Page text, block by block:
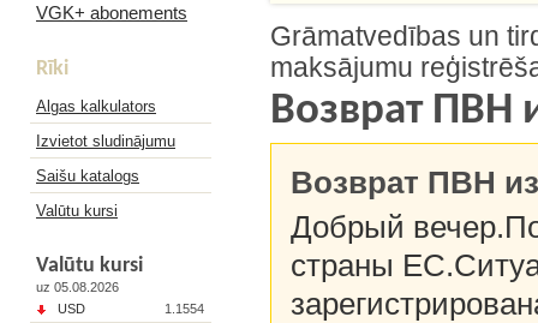
VGK+ abonements
Rīki
Algas kalkulators
Izvietot sludinājumu
Saišu katalogs
Valūtu kursi
Valūtu kursi
uz 05.08.2026
USD
1.1554
Grāmatvedības un
maksājumu
Возврат ПВН
Возврат ПВН
Добрый
страны